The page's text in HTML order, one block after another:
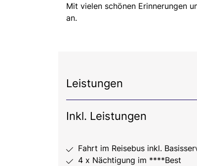
Mit vielen schönen Erinnerungen
an.
Leistungen
Inkl. Leistungen
Fahrt im Reisebus inkl.
4 x Nächtigung im ****Best